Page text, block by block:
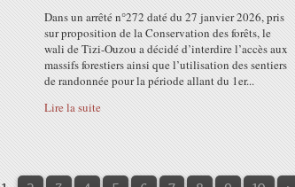
Dans un arrêté n°272 daté du 27 janvier 2026, pris
sur proposition de la Conservation des forêts, le
wali de Tizi-Ouzou a décidé d’interdire l’accès aux
massifs forestiers ainsi que l’utilisation des sentiers
de randonnée pour la période allant du 1er...
Lire la suite